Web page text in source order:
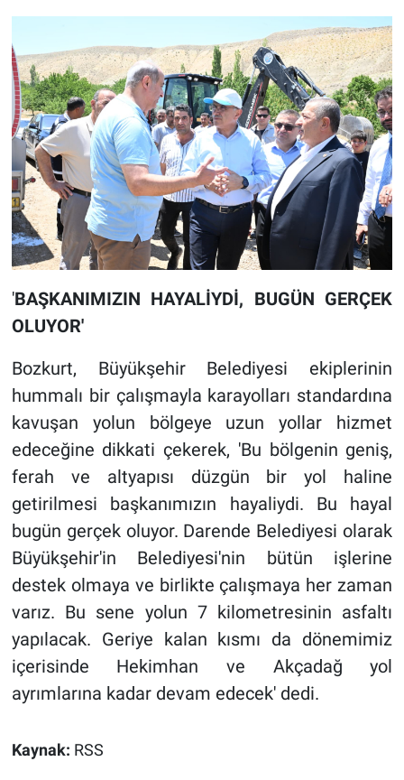
'BAŞKANIMIZIN HAYALİYDİ, BUGÜN GERÇEK
OLUYOR'
Bozkurt, Büyükşehir Belediyesi ekiplerinin
hummalı bir çalışmayla karayolları standardına
kavuşan yolun bölgeye uzun yollar hizmet
edeceğine dikkati çekerek, 'Bu bölgenin geniş,
ferah ve altyapısı düzgün bir yol haline
getirilmesi başkanımızın hayaliydi. Bu hayal
bugün gerçek oluyor. Darende Belediyesi olarak
Büyükşehir'in Belediyesi'nin bütün işlerine
destek olmaya ve birlikte çalışmaya her zaman
varız. Bu sene yolun 7 kilometresinin asfaltı
yapılacak. Geriye kalan kısmı da dönemimiz
içerisinde Hekimhan ve Akçadağ yol
ayrımlarına kadar devam edecek' dedi.
Kaynak: RSS